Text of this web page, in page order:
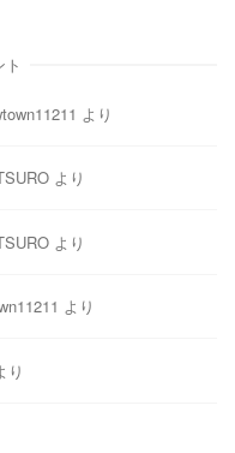
より
より
より
より
り